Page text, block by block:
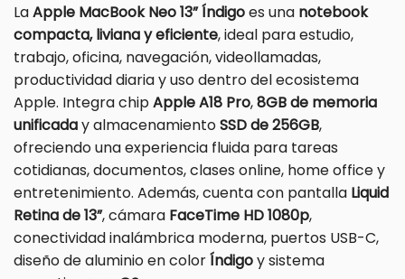
LaApple MacBook Neo 13” Índigoes una notebook
compacta, liviana y eficiente, ideal para estudio,
trabajo, oficina, navegación, videollamadas,
productividad diaria y uso dentro del ecosistema
Apple. Integra chipApple A18 Pro,8GB de memoria
unificaday almacenamientoSSD de 256GB,
ofreciendo una experiencia fluida para tareas
cotidianas, documentos, clases online, home office y
entretenimiento. Además, cuenta con pantalla Liquid
Retina de 13”, cámara FaceTime HD 1080p,
conectividad inalámbrica moderna, puertos USB-C,
diseño de aluminio en colorÍndigoy sistema